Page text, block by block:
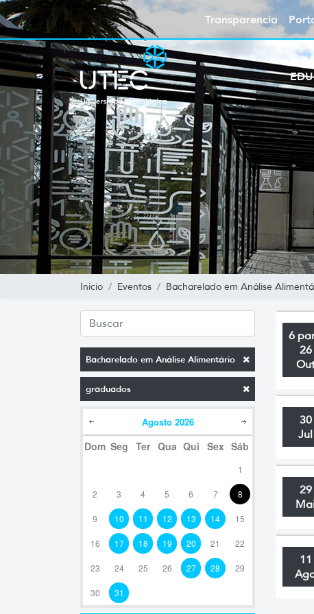
Transparencia
Inicio Eventos Bacharelado em Análise
Bacharelado em Análise Alimentário
graduados
Agosto 2026
Dom Seg Ter Qua Qui Sex Sáb
1
2 3 4 5 6 7 8
9 10 11 12 13 14 15
16 17 18 19 20 21 22
23 24 25 26 27 28 29
30 31
6
26
30
Jul
29
11